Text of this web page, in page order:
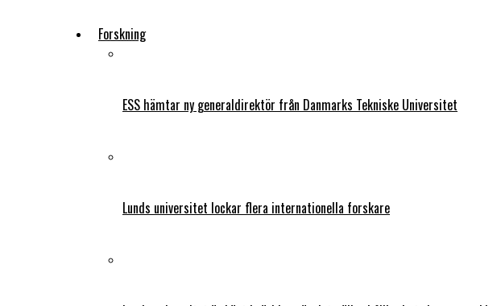
Forskning
ESS hämtar ny generaldirektör från Danmarks Tekniske Universitet
Lunds universitet lockar flera internationella forskare